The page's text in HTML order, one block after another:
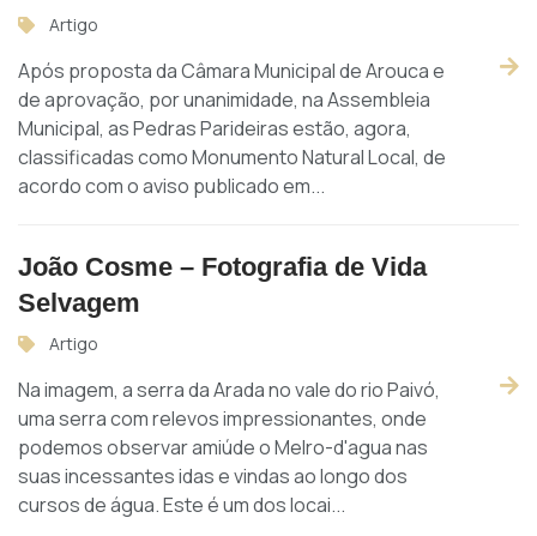
Artigo
Após proposta da Câmara Municipal de Arouca e
de aprovação, por unanimidade, na Assembleia
Municipal, as Pedras Parideiras estão, agora,
classificadas como Monumento Natural Local, de
acordo com o aviso publicado em...
João Cosme – Fotografia de Vida
Selvagem
Artigo
Na imagem, a serra da Arada no vale do rio Paivó,
uma serra com relevos impressionantes, onde
podemos observar amiúde o Melro-d'agua nas
suas incessantes idas e vindas ao longo dos
cursos de água. Este é um dos locai...